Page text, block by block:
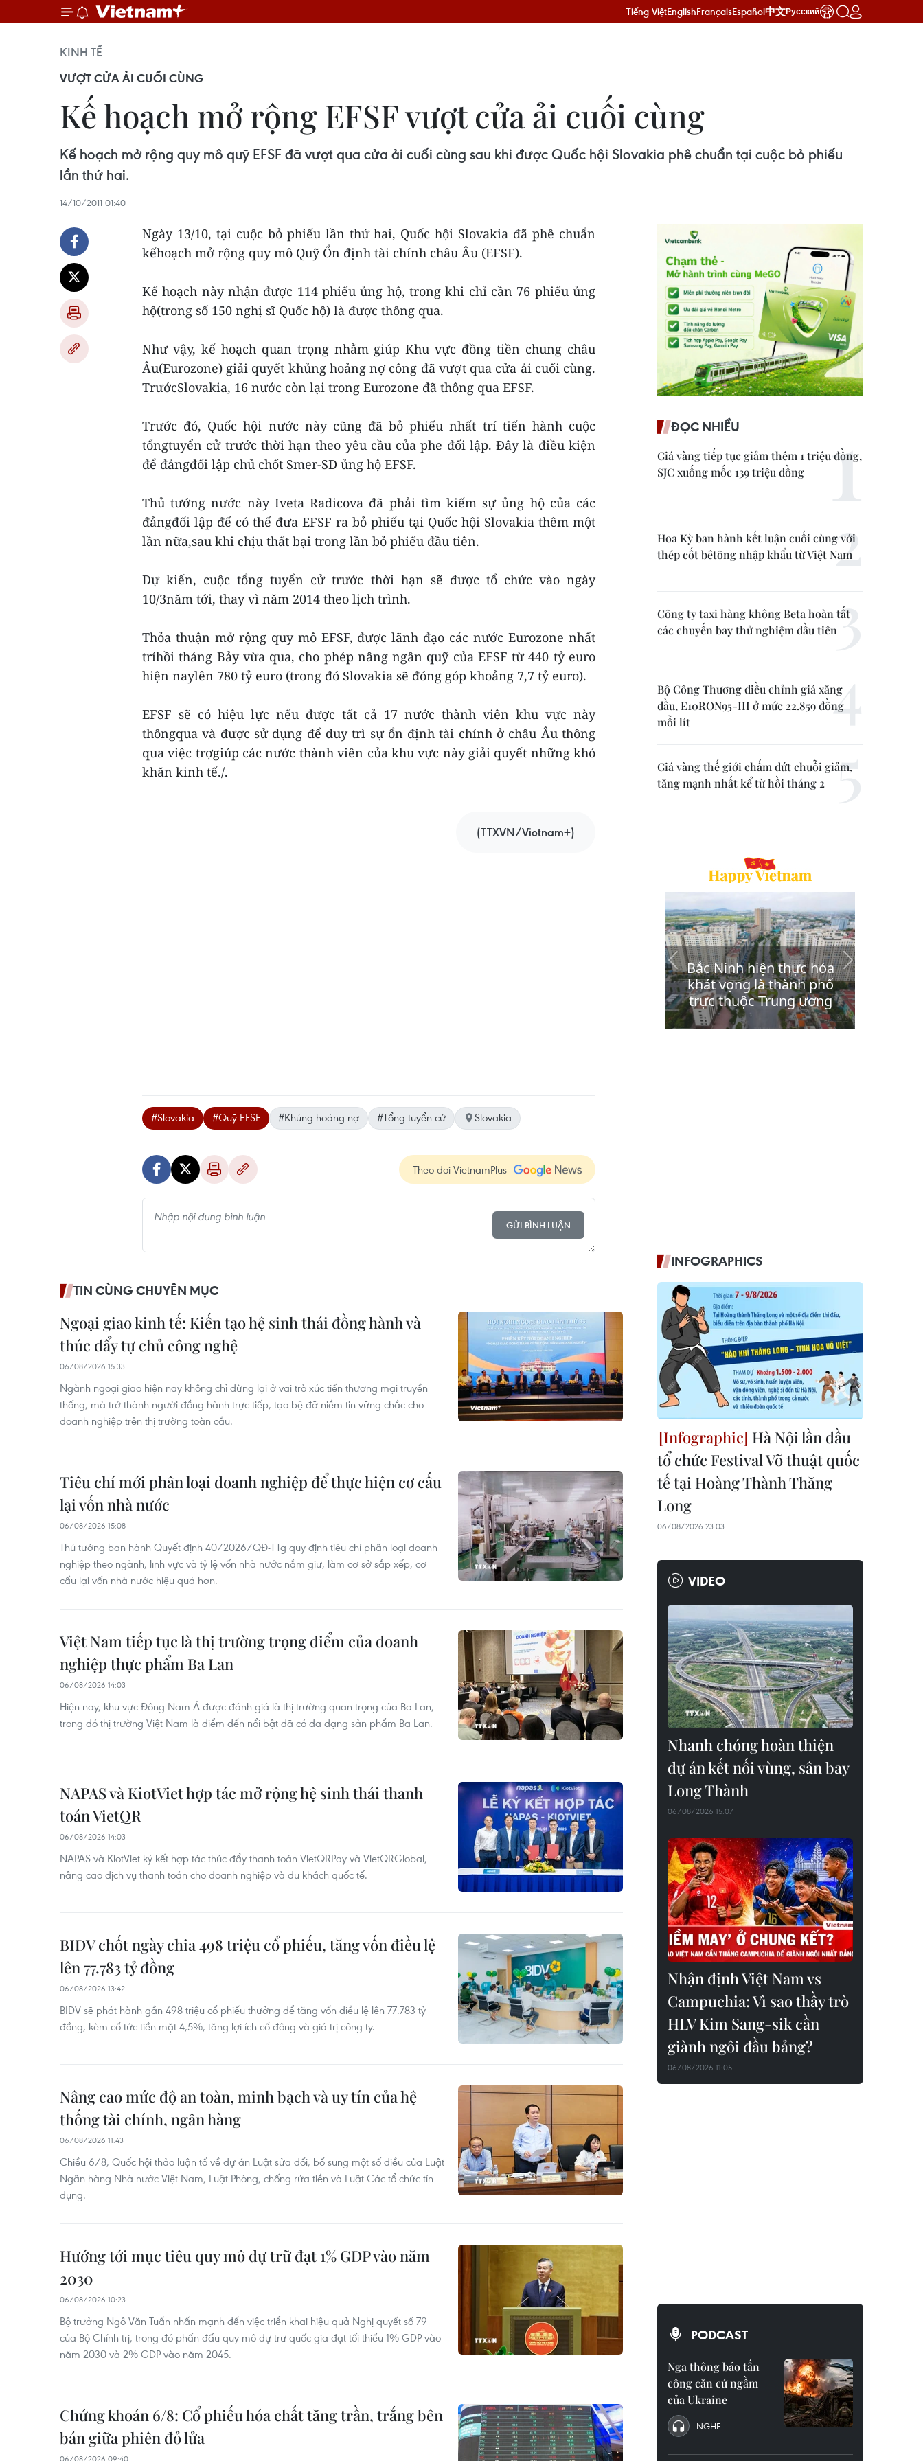
Tiếng ViệtEnglishFrançaisEspañol中文Русский
KINH TẾ
VƯỢT CỬA ẢI CUỐI CÙNG
Kế hoạch mở rộng EFSF vượt cửa ải cuối cùng
Kế hoạch mở rộng quy mô quỹ EFSF đã vượt qua cửa ải cuối cùng sau khi được Quốc hội Slovakia phê chuẩn tại cuộc bỏ phiếu
lần thứ hai.
14/10/2011 01:40
Ngày 13/10, tại cuộc bỏ phiếu lần thứ hai, Quốc hội Slovakia đã phê chuẩn
kếhoạch mở rộng quy mô Quỹ Ổn định tài chính châu Âu (EFSF).
Kế hoạch này nhận được 114 phiếu ủng hộ, trong khi chỉ cần 76 phiếu ủng
hộ(trong số 150 nghị sĩ Quốc hộ) là được thông qua.
Như vậy, kế hoạch quan trọng nhằm giúp Khu vực đồng tiền chung châu
Âu(Eurozone) giải quyết khủng hoảng nợ công đã vượt qua cửa ải cuối cùng.
TrướcSlovakia, 16 nước còn lại trong Eurozone đã thông qua EFSF.
Trước đó, Quốc hội nước này cũng đã bỏ phiếu nhất trí tiến hành cuộc
tổngtuyển cử trước thời hạn theo yêu cầu của phe đối lập. Đây là điều kiện
để đảngđối lập chủ chốt Smer-SD ủng hộ EFSF.
Thủ tướng nước này Iveta Radicova đã phải tìm kiếm sự ủng hộ của các
đảngđối lập để có thể đưa EFSF ra bỏ phiếu tại Quốc hội Slovakia thêm một
lần nữa,sau khi chịu thất bại trong lần bỏ phiếu đầu tiên.
Dự kiến, cuộc tổng tuyển cử trước thời hạn sẽ được tổ chức vào ngày
10/3năm tới, thay vì năm 2014 theo lịch trình.
Thỏa thuận mở rộng quy mô EFSF, được lãnh đạo các nước Eurozone nhất
tríhồi tháng Bảy vừa qua, cho phép nâng ngân quỹ của EFSF từ 440 tỷ euro
hiện naylên 780 tỷ euro (trong đó Slovakia sẽ đóng góp khoảng 7,7 tỷ euro).
EFSF sẽ có hiệu lực nếu được tất cả 17 nước thành viên khu vực này
thôngqua và được sử dụng để duy trì sự ổn định tài chính ở châu Âu thông
qua việc trợgiúp các nước thành viên của khu vực này giải quyết những khó
khăn kinh tế./.
(TTXVN/Vietnam+)
#Slovakia #Quỹ EFSF #Khủng hoảng nợ #Tổng tuyển cử Slovakia
Theo dõi VietnamPlus
GỬI BÌNH LUẬN
TIN CÙNG CHUYÊN MỤC
Ngoại giao kinh tế: Kiến tạo hệ sinh thái đồng hành và
thúc đẩy tự chủ công nghệ
06/08/2026 15:33
Ngành ngoại giao hiện nay không chỉ dừng lại ở vai trò xúc tiến thương mại truyền
thống, mà trở thành người đồng hành trực tiếp, tạo bệ đỡ niềm tin vững chắc cho
doanh nghiệp trên thị trường toàn cầu.
Tiêu chí mới phân loại doanh nghiệp để thực hiện cơ cấu
lại vốn nhà nước
06/08/2026 15:08
Thủ tướng ban hành Quyết định 40/2026/QĐ-TTg quy định tiêu chí phân loại doanh
nghiệp theo ngành, lĩnh vực và tỷ lệ vốn nhà nước nắm giữ, làm cơ sở sắp xếp, cơ
cấu lại vốn nhà nước hiệu quả hơn.
Việt Nam tiếp tục là thị trường trọng điểm của doanh
nghiệp thực phẩm Ba Lan
06/08/2026 14:03
Hiện nay, khu vực Đông Nam Á được đánh giá là thị trường quan trọng của Ba Lan,
trong đó thị trường Việt Nam là điểm đến nổi bật đã có đa dạng sản phẩm Ba Lan.
NAPAS và KiotViet hợp tác mở rộng hệ sinh thái thanh
toán VietQR
06/08/2026 14:03
NAPAS và KiotViet ký kết hợp tác thúc đẩy thanh toán VietQRPay và VietQRGlobal,
nâng cao dịch vụ thanh toán cho doanh nghiệp và du khách quốc tế.
BIDV chốt ngày chia 498 triệu cổ phiếu, tăng vốn điều lệ
lên 77.783 tỷ đồng
06/08/2026 13:42
BIDV sẽ phát hành gần 498 triệu cổ phiếu thưởng để tăng vốn điều lệ lên 77.783 tỷ
đồng, kèm cổ tức tiền mặt 4,5%, tăng lợi ích cổ đông và giá trị công ty.
Nâng cao mức độ an toàn, minh bạch và uy tín của hệ
thống tài chính, ngân hàng
06/08/2026 11:43
Chiều 6/8, Quốc hội thảo luận tổ về dự án Luật sửa đổi, bổ sung một số điều của Luật
Ngân hàng Nhà nước Việt Nam, Luật Phòng, chống rửa tiền và Luật Các tổ chức tín
dụng.
Hướng tới mục tiêu quy mô dự trữ đạt 1% GDP vào năm
2030
06/08/2026 10:23
Bộ trưởng Ngô Văn Tuấn nhấn mạnh đến việc triển khai hiệu quả Nghị quyết số 79
của Bộ Chính trị, trong đó phấn đấu quy mô dự trữ quốc gia đạt tối thiểu 1% GDP vào
năm 2030 và 2% GDP vào năm 2045.
Chứng khoán 6/8: Cổ phiếu hóa chất tăng trần, trắng bên
bán giữa phiên đỏ lửa
06/08/2026 09:40
ĐỌC NHIỀU
Giá vàng tiếp tục giảm thêm 1 triệu đồng,
SJC xuống mốc 139 triệu đồng
Hoa Kỳ ban hành kết luận cuối cùng với
thép cốt bêtông nhập khẩu từ Việt Nam
Công ty taxi hàng không Beta hoàn tất
các chuyến bay thử nghiệm đầu tiên
Bộ Công Thương điều chỉnh giá xăng
dầu, E10RON95-III ở mức 22.859 đồng
mỗi lít
Giá vàng thế giới chấm dứt chuỗi giảm,
tăng mạnh nhất kể từ hồi tháng 2
INFOGRAPHICS
Hà Nội lần đầu
tổ chức Festival Võ thuật quốc
tế tại Hoàng Thành Thăng
Long
06/08/2026 23:03
VIDEO
Nhanh chóng hoàn thiện
dự án kết nối vùng, sân bay
Long Thành
06/08/2026 15:07
Nhận định Việt Nam vs
Campuchia: Vì sao thầy trò
HLV Kim Sang-sik cần
giành ngôi đầu bảng?
06/08/2026 11:05
PODCAST
Nga thông báo tấn
công căn cứ ngầm
của Ukraine
NGHE